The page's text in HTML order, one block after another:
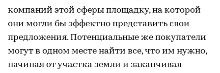
компаний этой сферы площадку, на которой
они могли бы эффектно представить свои
предложения. Потенциальные же покупатели
могут в одном месте найти все, что им нужно,
начиная от участка земли и заканчивая